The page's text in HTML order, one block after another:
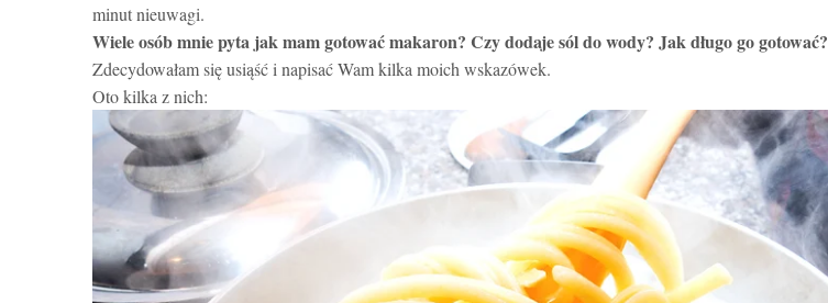
minut nieuwagi.
Wiele osób mnie pyta jak mam gotować makaron? Czy dodaje sól do wody? Jak długo go gotować?
Zdecydowałam się usiąść i napisać Wam kilka moich wskazówek.
Oto kilka z nich: